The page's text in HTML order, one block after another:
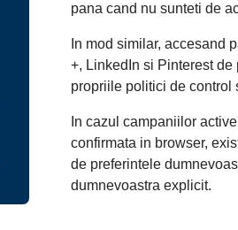
pana cand nu sunteti de
In mod similar, accesand
+, LinkedIn si Pinterest
propriile politici de control
In cazul campaniilor
confirmata in browser,
de preferintele
dumnevoastra explicit.